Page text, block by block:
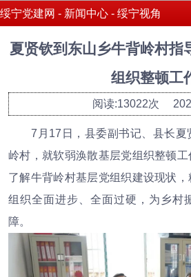
绥宁党建网 - 新闻中心 - 绥宁视角
夏贤钦到东山乡牛背岭村指
组织整顿工
阅读:13022次
7月17日，县委副书记、县长夏
岭村，就软弱涣散基层党组织整顿
了解牛背岭村基层党组织建设现状
组织全面进步、全面过硬，为乡村
障。